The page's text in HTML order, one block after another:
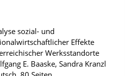
sozial- und
Effekte
Werksstandorte
E. Baaske, Sandra Kranzl